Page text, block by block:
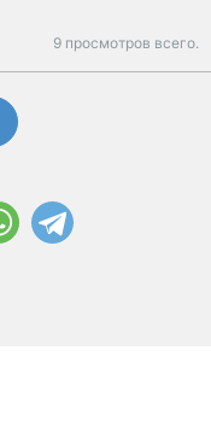
9 просмотров всего.